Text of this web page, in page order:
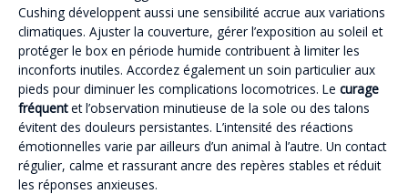
Cushing développent aussi une sensibilité accrue aux variations
climatiques. Ajuster la couverture, gérer l’exposition au soleil et
protéger le box en période humide contribuent à limiter les
inconforts inutiles. Accordez également un soin particulier aux
pieds pour diminuer les complications locomotrices. Le curage
fréquentet l’observation minutieuse de la sole ou des talons
évitent des douleurs persistantes. L’intensité des réactions
émotionnelles varie par ailleurs d’un animal à l’autre. Un contact
régulier, calme et rassurant ancre des repères stables et réduit
les réponses anxieuses.